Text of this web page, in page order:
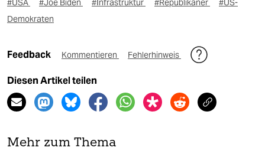
#USA #Joe Biden #Infrastruktur #Republikaner
#US-
Demokraten
Feedback Kommentieren Fehlerhinweis
Diesen Artikel teilen
Mehr zum Thema